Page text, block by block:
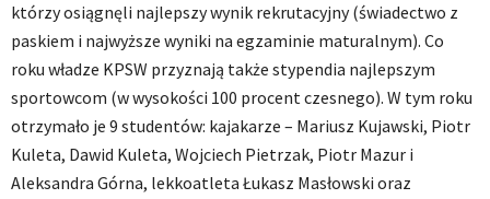
którzy osiągnęli najlepszy wynik rekrutacyjny (świadectwo z
paskiem i najwyższe wyniki na egzaminie maturalnym). Co
roku władze KPSW przyznają także stypendia najlepszym
sportowcom (w wysokości 100 procent czesnego). W tym roku
otrzymało je 9 studentów: kajakarze – Mariusz Kujawski, Piotr
Kuleta, Dawid Kuleta, Wojciech Pietrzak, Piotr Mazur i
Aleksandra Górna, lekkoatleta Łukasz Masłowski oraz